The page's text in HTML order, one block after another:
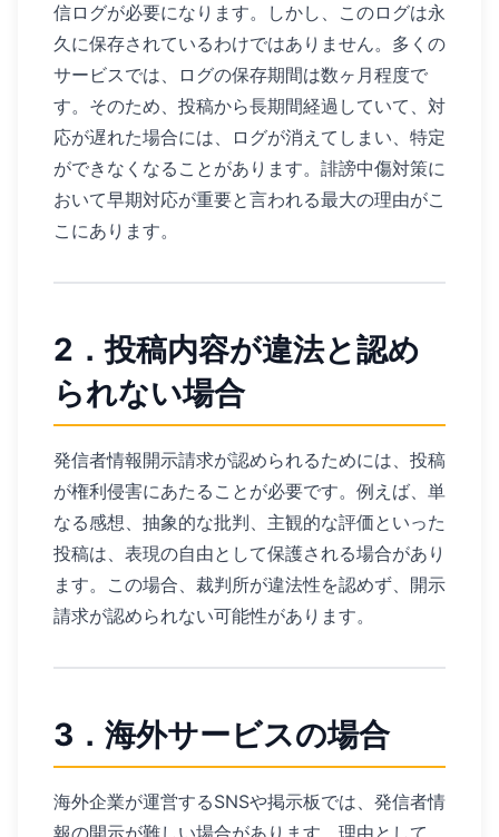
信ログが必要になります。しかし、このログは永
久に保存されているわけではありません。多くの
サービスでは、ログの保存期間は数ヶ月程度で
す。そのため、投稿から長期間経過していて、対
応が遅れた場合には、ログが消えてしまい、特定
ができなくなることがあります。誹謗中傷対策に
おいて早期対応が重要と言われる最大の理由がこ
こにあります。
2．投稿内容が違法と認め
られない場合
発信者情報開示請求が認められるためには、投稿
が権利侵害にあたることが必要です。例えば、単
なる感想、抽象的な批判、主観的な評価といった
投稿は、表現の自由として保護される場合があり
ます。この場合、裁判所が違法性を認めず、開示
請求が認められない可能性があります。
3．海外サービスの場合
海外企業が運営するSNSや掲示板では、発信者情
報の開示が難しい場合があります。理由として